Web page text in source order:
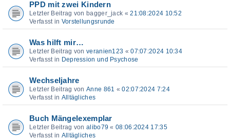
PPD mit zwei Kindern
Letzter Beitrag von bagger_jack «21:08:2024 10:52
Verfasst in Vorstellungsrunde
Was hilft mir…
Letzter Beitrag von veranien123 «07:07:2024 10:34
Verfasst in Depression und Psychose
Wechseljahre
Letzter Beitrag von Anne 861 «02:07:2024 7:24
Verfasst in Alltägliches
Buch Mängelexemplar
Letzter Beitrag von alibo79 «08:06:2024 17:35
Verfasst in Alltägliches